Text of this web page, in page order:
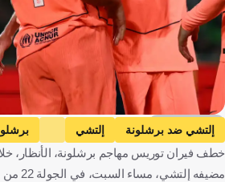
Getty Images
إلتشي ضد برشلونة إلتشي
الدوري الإسباني
فيران توريس إسبانياخطف فيران توريس مهاجم برشلونة، الأنظار،
مضيفه إلتشي، مساء السبت، في الجولة 22 من عمر الدوري الإسباني.